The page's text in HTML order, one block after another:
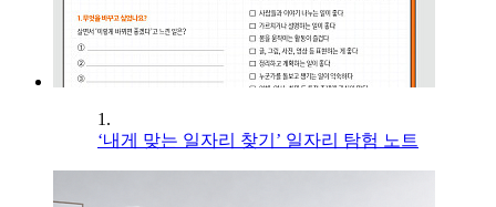
1.
‘내게 맞는 일자리 찾기’ 일자리 탐험 노트